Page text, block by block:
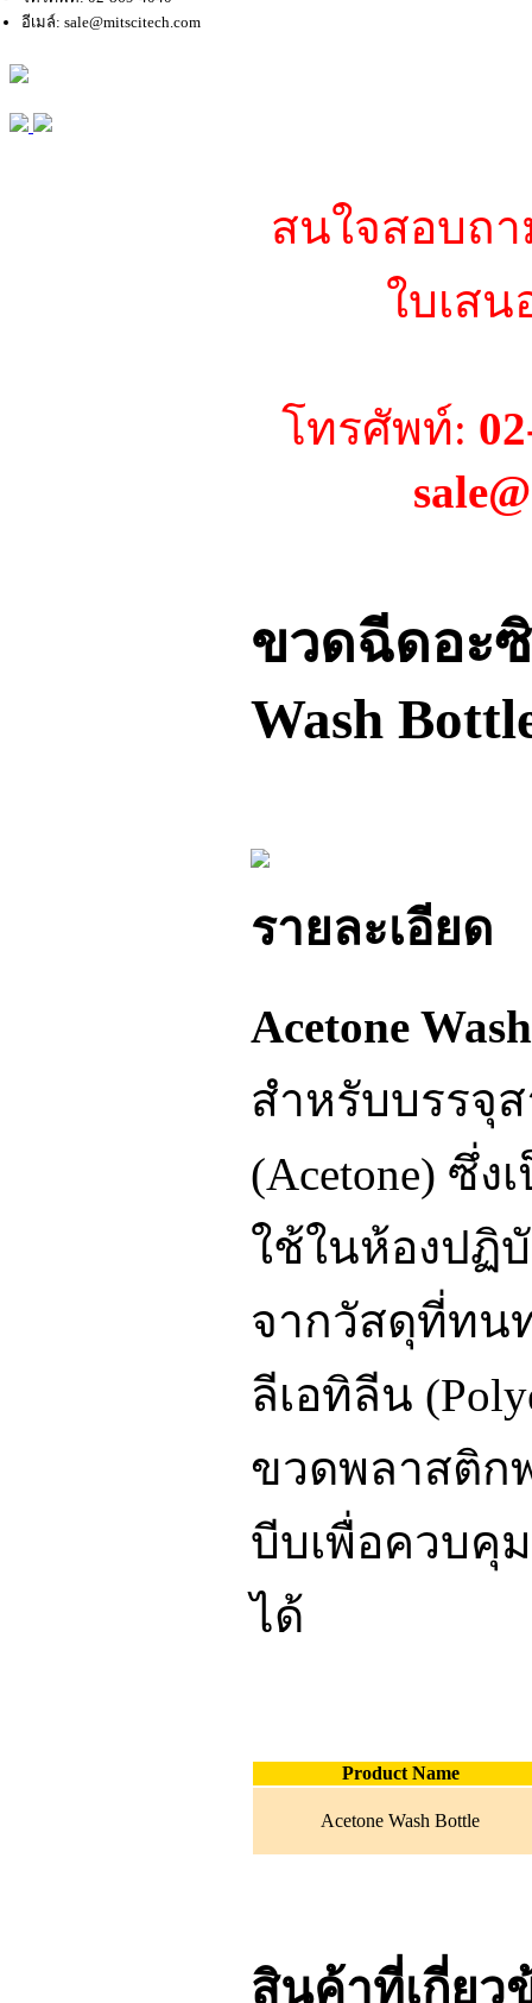
อีเมล์: sale@mitscitech.com
สนใจสอบถ
ใบเส
โทรศัพท์:
ขวดฉีดอะ
Wash
รายละเอียด
Acetone
สำหรับบรรจุ
(Acetone) ซึ่
ใช้ในห้องปฏิ
จากวัสดุที่ทน
ลีเอทิลีน
ขวดพลาสติก
บีบเพื่อควบคุ
ได้
Product Name
Acetone Wash Bottle
สินค้าที่เกี่ยว